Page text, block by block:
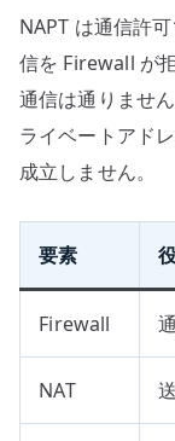
NAPT は通信許
信を Firewall が
通信は通りませ
ライベートアド
成立しません。
要素
Firewall
NAT